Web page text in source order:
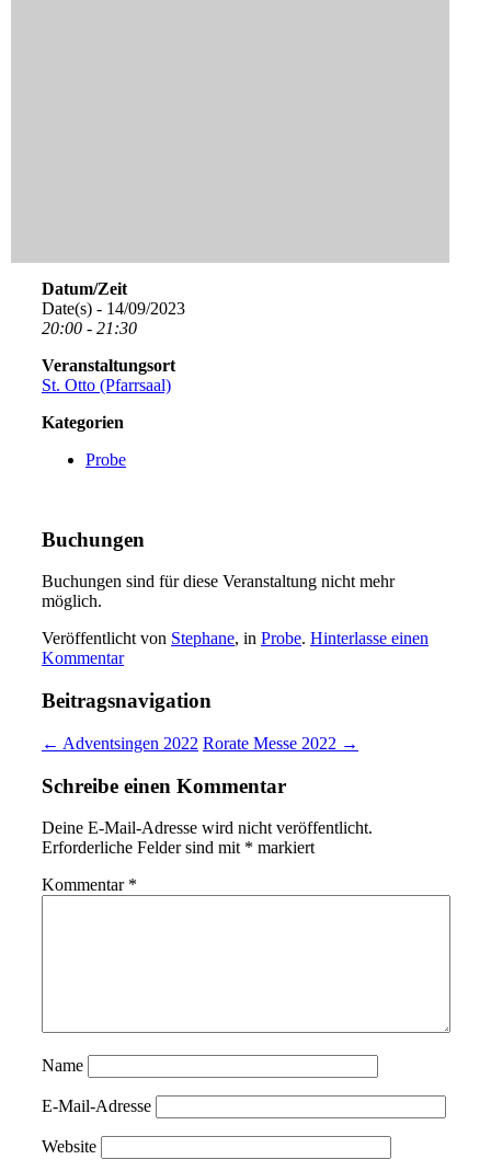
Datum/Zeit
Date(s) - 14/09/2023
20:00 - 21:30
Veranstaltungsort
St. Otto (Pfarrsaal)
Kategorien
Probe
Buchungen
Buchungen sind für diese Veranstaltung nicht mehr
möglich.
Veröffentlicht von Stephane, in Probe. Hinterlasse einen
Kommentar
Beitragsnavigation
← Adventsingen 2022 Rorate Messe 2022 →
Schreibe einen Kommentar
Deine E-Mail-Adresse wird nicht veröffentlicht.
Erforderliche Felder sind mit * markiert
Kommentar *
Name
E-Mail-Adresse
Website